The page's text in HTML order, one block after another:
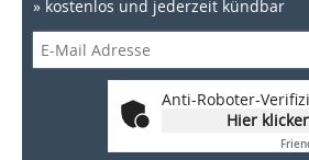
» kostenlos und jederzeit kündbar
Anti-Roboter-
Hier